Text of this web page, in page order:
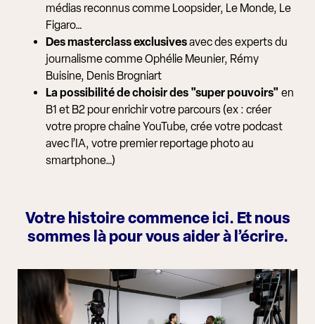
médias reconnus comme Loopsider, Le Monde, Le
Figaro…
Des masterclass exclusivesavec des experts du
journalisme comme Ophélie Meunier, Rémy
Buisine, Denis Brogniart
La possibilité de choisir des "super pouvoirs" en
B1 et B2 pour enrichir votre parcours (ex : créer
votre propre chaîne YouTube, crée votre podcast
avec l’IA, votre premier reportage photo au
smartphone…)
Votre histoire commence ici. Et nous
sommes là pour vous aider à l’écrire.